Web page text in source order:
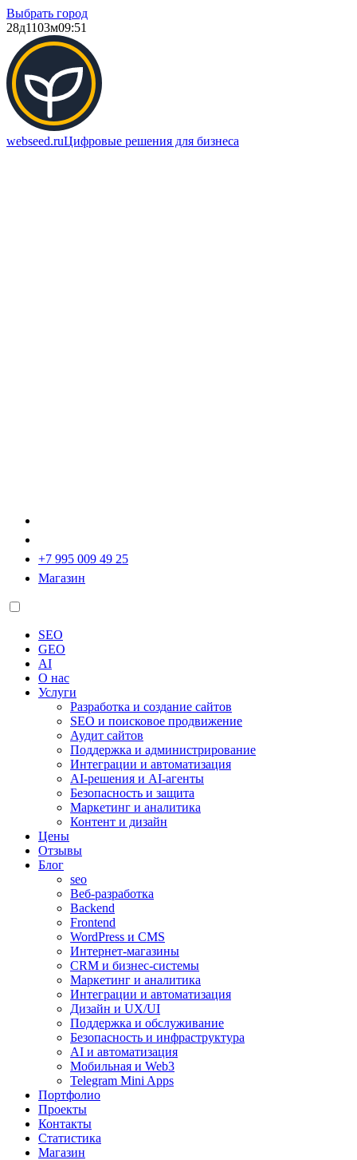
Выбрать город
28д1103м09:51
webseed.ruЦифровые решения для бизнеса
+7 995 009 49 25
Магазин
SEO
GEO
AI
О нас
Услуги
Разработка и создание сайтов
SEO и поисковое продвижение
Аудит сайтов
Поддержка и администрирование
Интеграции и автоматизация
AI-решения и AI-агенты
Безопасность и защита
Маркетинг и аналитика
Контент и дизайн
Цены
Отзывы
Блог
seo
Веб-разработка
Backend
Frontend
WordPress и CMS
Интернет-магазины
CRM и бизнес-системы
Маркетинг и аналитика
Интеграции и автоматизация
Дизайн и UX/UI
Поддержка и обслуживание
Безопасность и инфраструктура
AI и автоматизация
Мобильная и Web3
Telegram Mini Apps
Портфолио
Проекты
Контакты
Статистика
Магазин